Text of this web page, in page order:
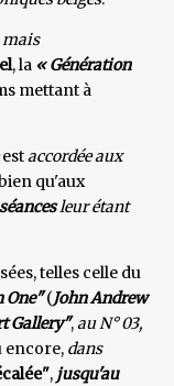
mais
, la « Génération
mettant à
estaccordée aux
qu'aux
leur étant
telles celle du
One"(JohnAndrew
Gallery",au N° 03,
encore, dans
, jusqu'au